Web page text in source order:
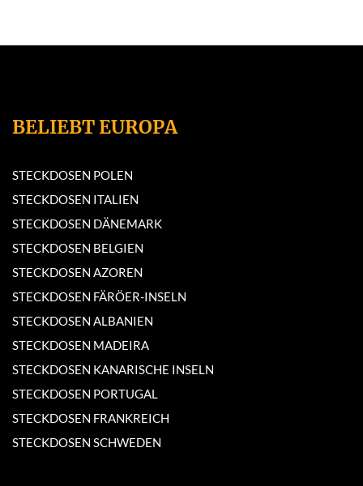
BELIEBT EUROPA
STECKDOSEN POLEN
STECKDOSEN ITALIEN
STECKDOSEN DÄNEMARK
STECKDOSEN BELGIEN
STECKDOSEN AZOREN
STECKDOSEN FÄRÖER-INSELN
STECKDOSEN ALBANIEN
STECKDOSEN MADEIRA
STECKDOSEN KANARISCHE INSELN
STECKDOSEN PORTUGAL
STECKDOSEN FRANKREICH
STECKDOSEN SCHWEDEN